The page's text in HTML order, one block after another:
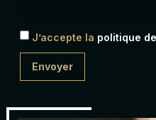
J’accepte la politique
Envoyer